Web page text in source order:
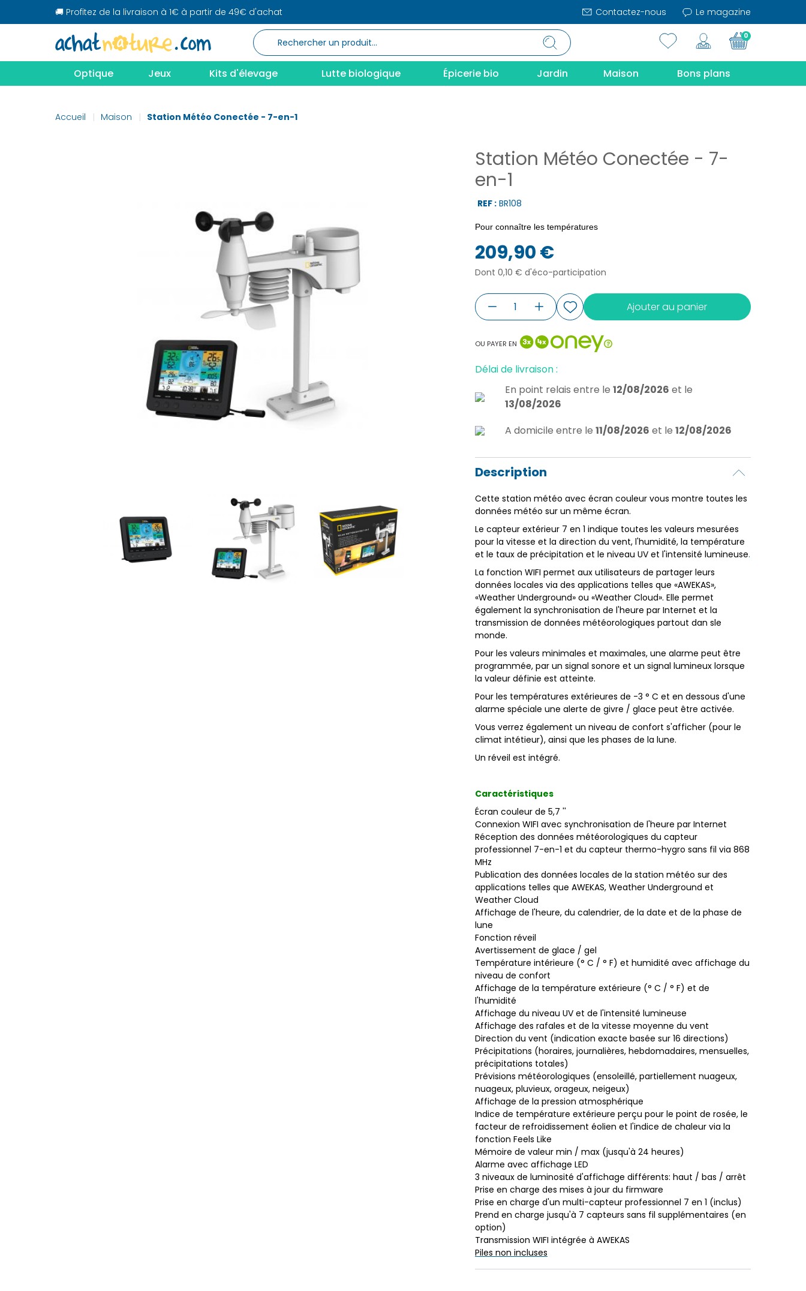
🚚 Profitez de la livraison à 1€ à partir de 49€ d'achat Contactez-nous Le magazine
0
Optique Jeux Kits d'élevage Lutte biologique Épicerie bio Jardin Maison Bons plans
Accueil Maison Station Météo Conectée - 7-en-1
Station Météo Conectée - 7-
en-1
REF : BR108
Pour connaître les températures
209,90 €
Dont 0,10 € d'éco-participation
Ajouter au panier
OU PAYER EN
Délai de livraison :
En point relais entre le 12/08/2026 et le
13/08/2026
A domicile entre le 11/08/2026 et le 12/08/2026
Description
Cette station météo avec écran couleur vous montre toutes les
données météo sur un même écran.
Le capteur extérieur 7 en 1 indique toutes les valeurs mesurées
pour la vitesse et la direction du vent, l'humidité, la température
et le taux de précipitation et le niveau UV et l'intensité lumineuse.
La fonction WIFI permet aux utilisateurs de partager leurs
données locales via des applications telles que «AWEKAS»,
«Weather Underground» ou «Weather Cloud». Elle permet
également la synchronisation de l'heure par Internet et la
transmission de données météorologiques partout dan sle
monde.
Pour les valeurs minimales et maximales, une alarme peut être
programmée, par un signal sonore et un signal lumineux lorsque
la valeur définie est atteinte.
Pour les températures extérieures de -3 ° C et en dessous d'une
alarme spéciale une alerte de givre / glace peut être activée.
Vous verrez également un niveau de confort s'afficher (pour le
climat intétieur), ainsi que les phases de la lune.
Un réveil est intégré.
Caractéristiques
Écran couleur de 5,7 ''
Connexion WIFI avec synchronisation de l'heure par Internet
Réception des données météorologiques du capteur
professionnel 7-en-1 et du capteur thermo-hygro sans fil via 868
MHz
Publication des données locales de la station météo sur des
applications telles que AWEKAS, Weather Underground et
Weather Cloud
Affichage de l'heure, du calendrier, de la date et de la phase de
lune
Fonction réveil
Avertissement de glace / gel
Température intérieure (° C / ° F) et humidité avec affichage du
niveau de confort
Affichage de la température extérieure (° C / ° F) et de
l'humidité
Affichage du niveau UV et de l'intensité lumineuse
Affichage des rafales et de la vitesse moyenne du vent
Direction du vent (indication exacte basée sur 16 directions)
Précipitations (horaires, journalières, hebdomadaires, mensuelles,
précipitations totales)
Prévisions météorologiques (ensoleillé, partiellement nuageux,
nuageux, pluvieux, orageux, neigeux)
Affichage de la pression atmosphérique
Indice de température extérieure perçu pour le point de rosée, le
facteur de refroidissement éolien et l'indice de chaleur via la
fonction Feels Like
Mémoire de valeur min / max (jusqu'à 24 heures)
Alarme avec affichage LED
3 niveaux de luminosité d'affichage différents: haut / bas / arrêt
Prise en charge des mises à jour du firmware
Prise en charge d'un multi-capteur professionnel 7 en 1 (inclus)
Prend en charge jusqu'à 7 capteurs sans fil supplémentaires (en
option)
Transmission WIFI intégrée à AWEKAS
Piles non incluses